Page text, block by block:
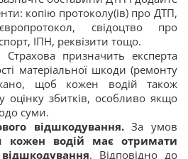
копію протоколу(ів) про ДТП,
свідоцтво про
ІПН, реквізити тощо.
Страхова призначить експерта
матеріальної шкоди (ремонту
щоб кожен водій також
оцінку збитків, особливо якщо
суми.
відшкодування.За умов
кожен водій має отримати
. Відповідно до